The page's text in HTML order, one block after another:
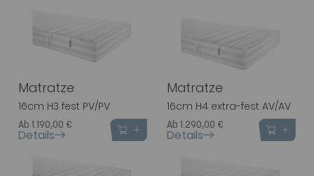
Matratze
16cm H3 fest PV/PV
Ab 1.190,00 €
Details
Matratze
16cm H4 extra-fest AV/AV
Ab 1.290,00 €
Details